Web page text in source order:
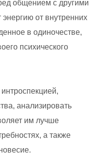
общением с другими
от внутренних
в одиночестве,
психического
анализировать
им лучше
а также